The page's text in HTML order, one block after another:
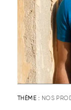
THÈME : NOS